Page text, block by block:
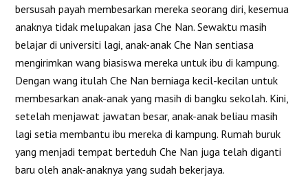
bersusah payah membesarkan mereka seorang diri, kesemua
anaknya tidak melupakan jasa Che Nan. Sewaktu masih
belajar di universiti lagi, anak-anak Che Nan sentiasa
mengirimkan wang biasiswa mereka untuk ibu di kampung.
Dengan wang itulah Che Nan berniaga kecil-kecilan untuk
membesarkan anak-anak yang masih di bangku sekolah. Kini,
setelah menjawat jawatan besar, anak-anak beliau masih
lagi setia membantu ibu mereka di kampung. Rumah buruk
yang menjadi tempat berteduh Che Nan juga telah diganti
baru oleh anak-anaknya yang sudah bekerjaya.